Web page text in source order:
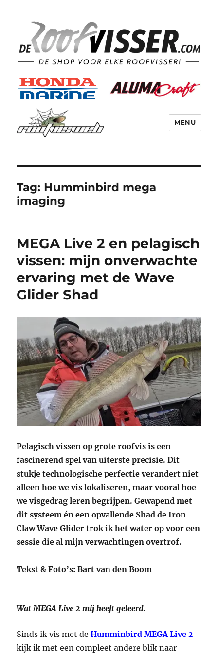
MENU
Tag: Humminbird mega
imaging
MEGA Live 2 en pelagisch
vissen: mijn onverwachte
ervaring met de Wave
Glider Shad
Pelagisch vissen op grote roofvis is een
fascinerend spel van uiterste precisie. Dit
stukje technologische perfectie verandert niet
alleen hoe we vis lokaliseren, maar vooral hoe
we visgedrag leren begrijpen. Gewapend met
dit systeem én een opvallende Shad de Iron
Claw Wave Glider trok ik het water op voor een
sessie die al mijn verwachtingen overtrof.
Tekst & Foto’s: Bart van den Boom
Wat MEGA Live 2 mij heeft geleerd.
Sinds ik vis met deHumminbird MEGA Live 2
kijk ik met een compleet andere blik naar